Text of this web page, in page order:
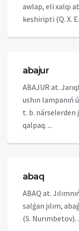
awlap, eli xalqı
keshiripti (Q. X.
abajur
ABAJUR at.
ushın lampanıń
t. b. nárselerden
qalpaq. ...
abaq
ABAQ at.
salǵan jılım,
(S. Nurımbetov).